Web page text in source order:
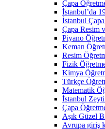
Çapa
İstanbul’da
İstanbul
Çapa Resim
Piyano
Keman
Resim
Fizik
Kimya
Türkçe
Matematik
İstanbul
Çapa
Aşık Güzel
Avrupa giriş